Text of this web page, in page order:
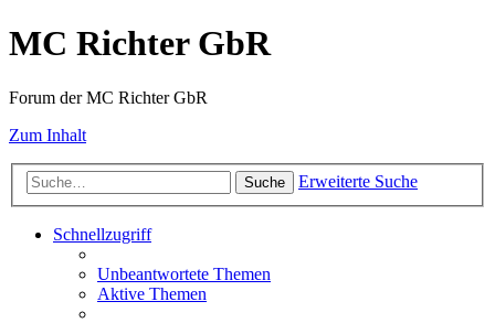
MC Richter GbR
Forum der MC Richter GbR
Zum Inhalt
Suche Erweiterte Suche
Schnellzugriff
Unbeantwortete Themen
Aktive Themen